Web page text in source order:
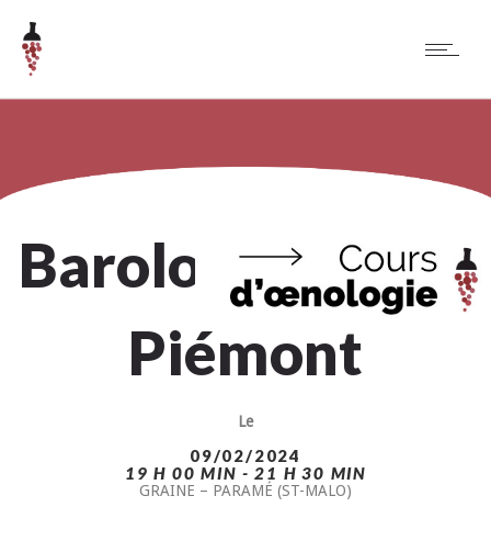
Barolo (DOCG) –
Piémont
Le
09/02/2024
19 H 00 MIN - 21 H 30 MIN
GRAINE – PARAMÉ (ST-MALO)